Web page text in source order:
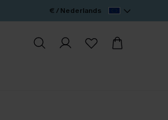
€ / Nederlands